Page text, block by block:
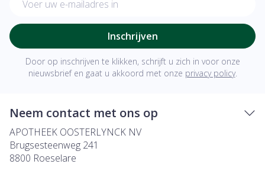
Inschrijven
Door op inschrijven te klikken, schrijft u zich in voor onze
nieuwsbrief en gaat u akkoord met onze privacy policy.
Neem contact met ons op
APOTHEEK OOSTERLYNCK NV
Brugsesteenweg 241
8800 Roeselare